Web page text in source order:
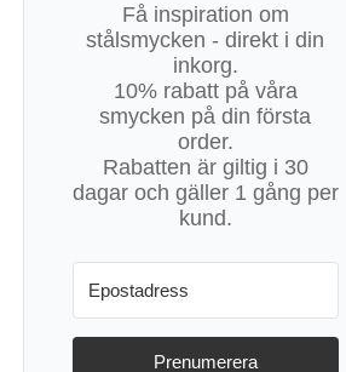
Få inspiration om
stålsmycken - direkt i din
inkorg.
10% rabatt på våra
smycken på din första
order.
Rabatten är giltig i 30
dagar och gäller 1 gång per
kund.
Prenumerera